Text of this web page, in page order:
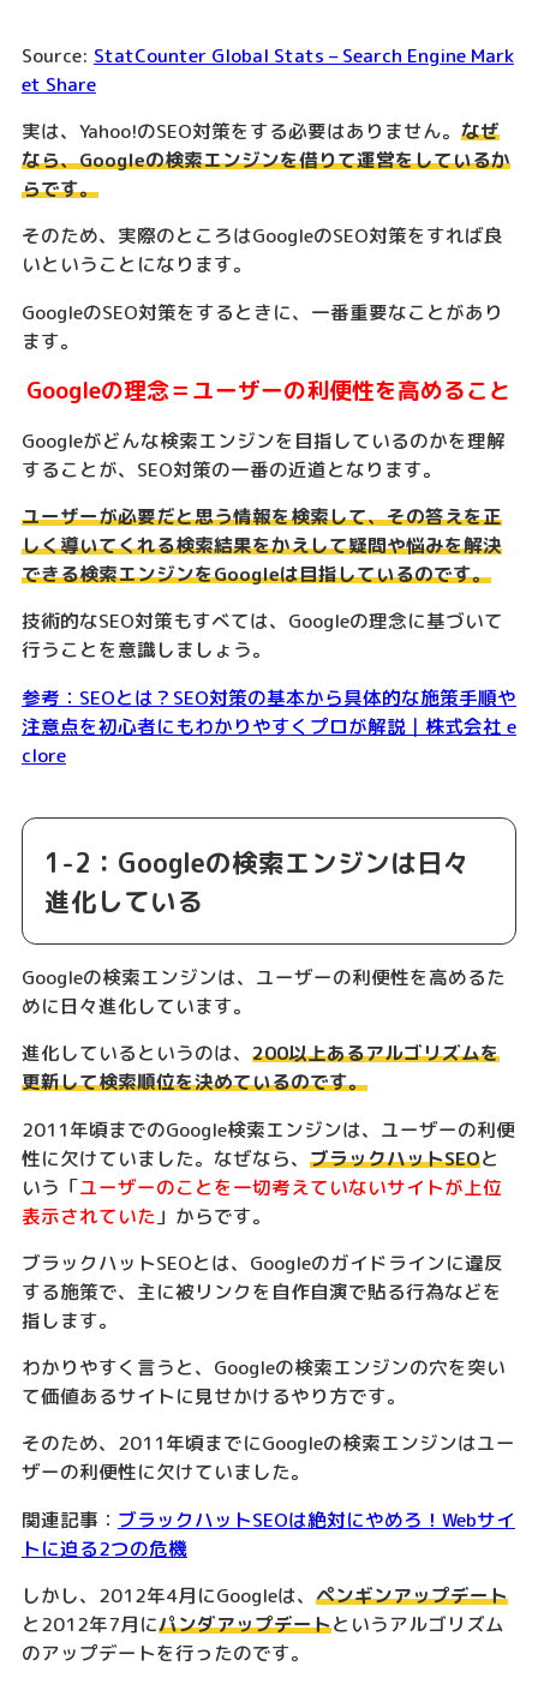
Source: StatCounter Global Stats – Search Engine Mark
et Share
実は、Yahoo!のSEO対策をする必要はありません。 なぜ
なら、Googleの検索エンジンを借りて運営をしているか
らです。
そのため、実際のところはGoogleのSEO対策をすれば良
いということになります。
GoogleのSEO対策をするときに、一番重要なことがあり
ます。
Googleの理念＝ユーザーの利便性を高めること
Googleがどんな検索エンジンを目指しているのかを理解
することが、SEO対策の一番の近道となります。
ユーザーが必要だと思う情報を検索して、その答えを正
しく導いてくれる検索結果をかえして疑問や悩みを解決
できる検索エンジンをGoogleは目指しているのです。
技術的なSEO対策もすべては、Googleの理念に基づいて
行うことを意識しましょう。
参考：SEOとは？SEO対策の基本から具体的な施策手順や
注意点を初心者にもわかりやすくプロが解説｜株式会社 e
clore
1-2：Googleの検索エンジンは日々
進化している
Googleの検索エンジンは、ユーザーの利便性を高めるた
めに日々進化しています。
進化しているというのは、 200以上あるアルゴリズムを
更新して検索順位を決めているのです。
2011年頃までのGoogle検索エンジンは、ユーザーの利便
性に欠けていました。なぜなら、 ブラックハットSEOと
いう「ユーザーのことを一切考えていないサイトが上位
表示されていた 」からです。
ブラックハットSEOとは、Googleのガイドラインに違反
する施策で、主に被リンクを自作自演で貼る行為などを
指します。
わかりやすく言うと、Googleの検索エンジンの穴を突い
て価値あるサイトに見せかけるやり方です。
そのため、2011年頃までにGoogleの検索エンジンはユー
ザーの利便性に欠けていました。
関連記事： ブラックハットSEOは絶対にやめろ！Webサイ
トに迫る2つの危機
しかし、2012年4月にGoogleは、 ペンギンアップデート
と2012年7月にパンダアップデートというアルゴリズム
のアップデートを行ったのです。